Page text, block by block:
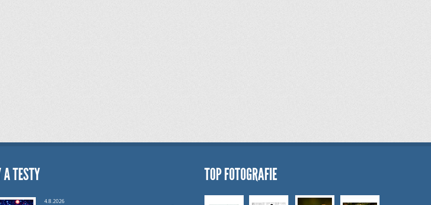
TESTY
4.8.2026
TOP FOTOGRAFIE